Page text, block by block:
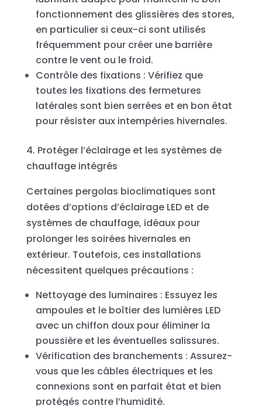
fonctionnement des glissières des stores,
en particulier si ceux-ci sont utilisés
fréquemment pour créer une barrière
contre le vent ou le froid.
Contrôle des fixations : Vérifiez que
toutes les fixations des fermetures
latérales sont bien serrées et en bon état
pour résister aux intempéries hivernales.
4. Protéger l’éclairage et les systèmes de
chauffage intégrés
Certaines pergolas bioclimatiques sont
dotées d’options d’éclairage LED et de
systèmes de chauffage, idéaux pour
prolonger les soirées hivernales en
extérieur. Toutefois, ces installations
nécessitent quelques précautions :
Nettoyage des luminaires : Essuyez les
ampoules et le boîtier des lumières LED
avec un chiffon doux pour éliminer la
poussière et les éventuelles salissures.
Vérification des branchements : Assurez-
vous que les câbles électriques et les
connexions sont en parfait état et bien
protégés contre l’humidité.